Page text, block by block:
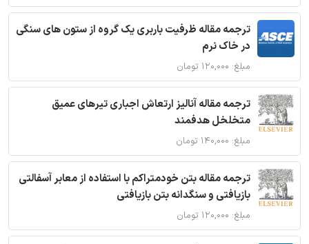
ترجمه مقاله ظرفیت باربری یک گروه از ستون های سنگی
در خاک نرم
مبلغ: ۱۲۰,۰۰۰ تومان
ترجمه مقاله آنالیز ارتعاش اجباری تیرهای عمیق
متخلخل هدفمند
مبلغ: ۱۴۰,۰۰۰ تومان
ترجمه مقاله بتن خودمتراکم با استفاده از معابر آسفالتی
بازیافتی و سنگدانه بتن بازیافتی
مبلغ: ۱۲۰,۰۰۰ تومان